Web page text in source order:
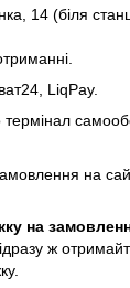
14 (біля
LiqPay.
на
на
ж